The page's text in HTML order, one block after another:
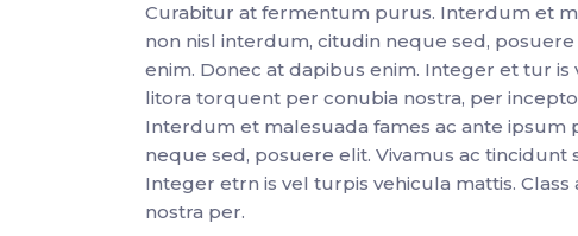
Curabitur at fermentum purus. Interdum et
non nisl interdum, citudin neque sed,
enim. Donec at dapibus enim. Integer et tur
litora torquent per conubia nostra, per
Interdum et malesuada fames ac ante ipsum
neque sed, posuere elit. Vivamus ac tincidunt
Integer etrn is vel turpis vehicula mattis.
nostra per.